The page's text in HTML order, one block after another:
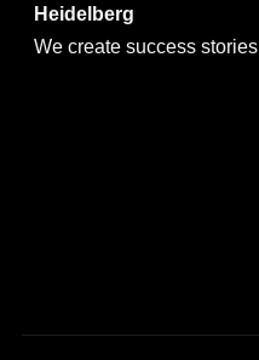
Heidelberg
We create success stories